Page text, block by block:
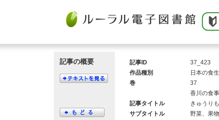
記事の概要 記事ID
37_423
作品種別
日本の食
巻
37
香川の食事
記事タイトル
きゅうり
サブタイトル
野菜、果